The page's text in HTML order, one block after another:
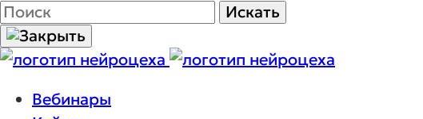
Поиск Искать
Вебинары